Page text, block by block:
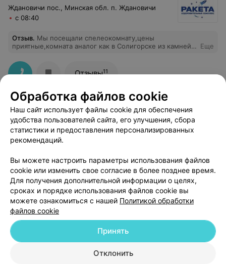
Ждановичи пос., Минская обл. п. Ждановичи
с 08:40
Отзыв. Мы посещали спелеокомнату,цены
приятные,комната аналог как в Солигорске из камней
Бассейн утром цена меньше,после 16 с сауной...
Еще
Отзывы11
ЭФФЕКТИВНАЯ РЕКЛАМА НА САЙТЕ
Добавить компанию
Добавить специалиста
Обработка файлов cookie
Наш сайт использует файлы cookie для обеспечения
удобства пользователей сайта, его улучшения, сбора
статистики и предоставления персонализированных
рекомендаций.
Вы можете настроить параметры использования файлов
cookie или изменить свое согласие в более позднее время.
Для получения дополнительной информации о целях,
сроках и порядке использования файлов cookie вы
можете ознакомиться с нашей Политикой обработки
файлов cookie
Отклонить
Принять